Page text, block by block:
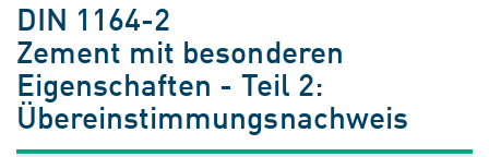
DIN 1164-2
Zement mit besonderen
Eigenschaften - Teil 2:
Übereinstimmungsnachweis